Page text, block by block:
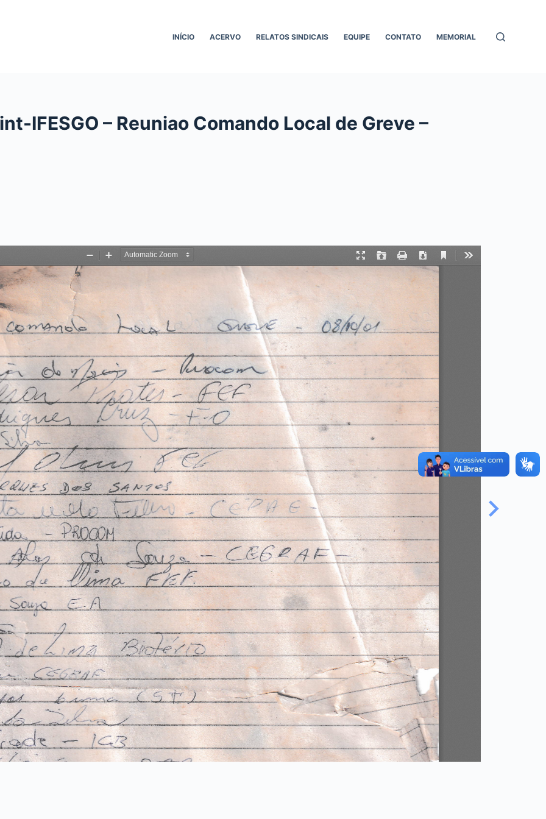
INÍCIO ACERVO RELATOS SINDICAIS EQUIPE CONTATO MEMORIAL
IFESGO – Reuniao Comando Local de Greve –